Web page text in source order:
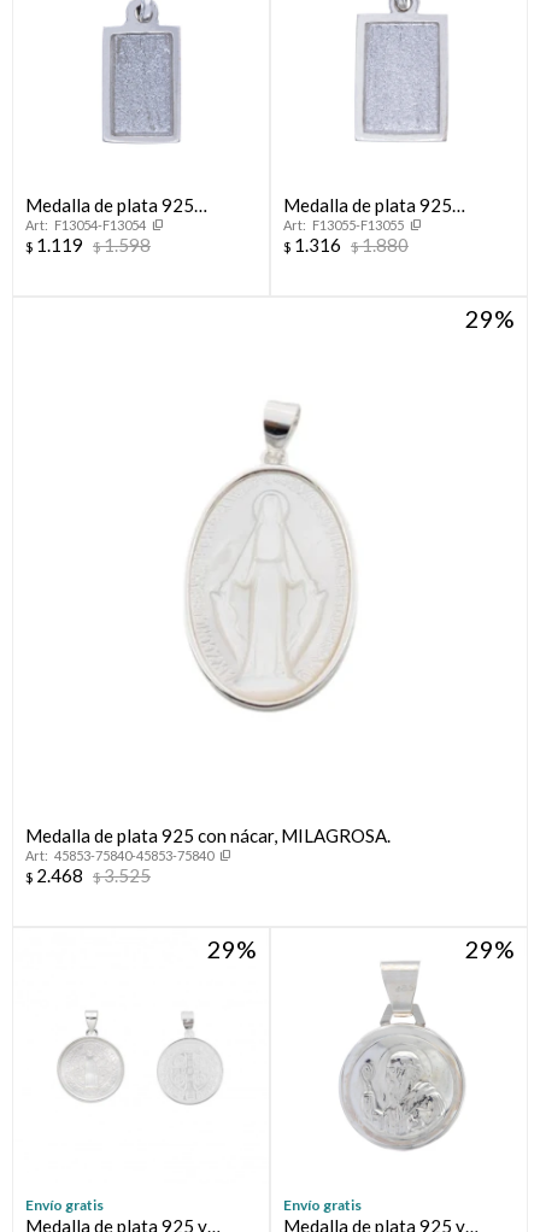
Medalla de plata 925
Arenada
F13054-F13054
$ 1.119 $1.598
Medalla de plata 925
Arenada
F13055-F13055
$ 1.316 $1.880
29
Medalla de plata 925 con nácar, MILAGROSA.
45853-75840-45853-75840
$ 2.468 $3.525
29
Envío gratis
Medalla de plata 925 y
29
Envío gratis
Medalla de plata 925 y